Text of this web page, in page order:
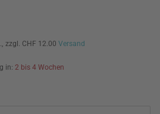
zzgl. CHF 12.00 Versand
in: 2 bis 4 Wochen